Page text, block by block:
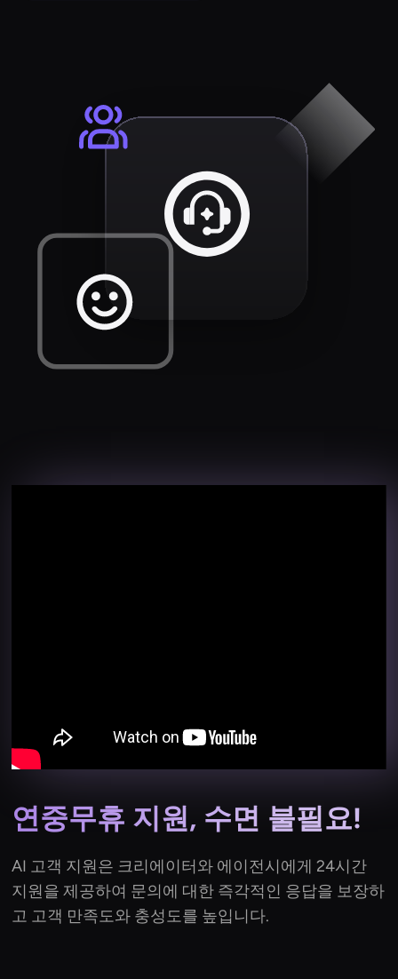
연중무휴 지원, 수면 불필요!
AI 고객 지원은 크리에이터와 에이전시에게 24시간
지원을 제공하여 문의에 대한 즉각적인 응답을 보장하
고 고객 만족도와 충성도를 높입니다.